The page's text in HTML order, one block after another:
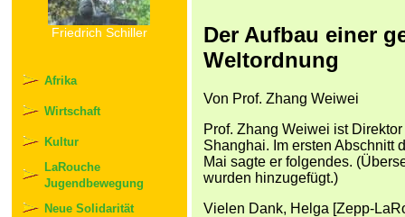
Friedrich Schiller
Afrika
Wirtschaft
Kultur
LaRouche
Jugendbewegung
Neue Solidarität
Der Aufbau einer
Weltordnung
Von Prof. Zhang Weiwei
Prof. Zhang Weiwei ist
Shanghai. Im ersten Abschnitt
Mai sagte er folgendes.
wurden hinzugefügt.)
Vielen Dank, Helga [Zepp-